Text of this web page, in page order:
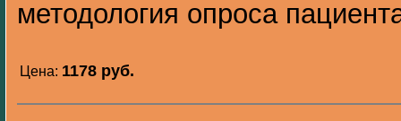
методология опроса
Цена: 1178 pуб.